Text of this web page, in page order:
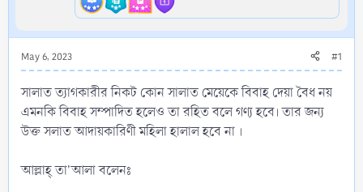
May 6, 2023 #1
সালাত ত্যাগকারীর নিকট কোন সালাত মেয়েকে বিবাহ দেয়া বৈধ নয়
এমনকি বিবাহ সম্পাদিত হলেও তা রহিত বলে গণ্য হবে। তার জন্য
উক্ত সলাত আদায়কারিণী মহিলা হালাল হবে না ।
আল্লাহ্ তা'আলা বলেনঃ